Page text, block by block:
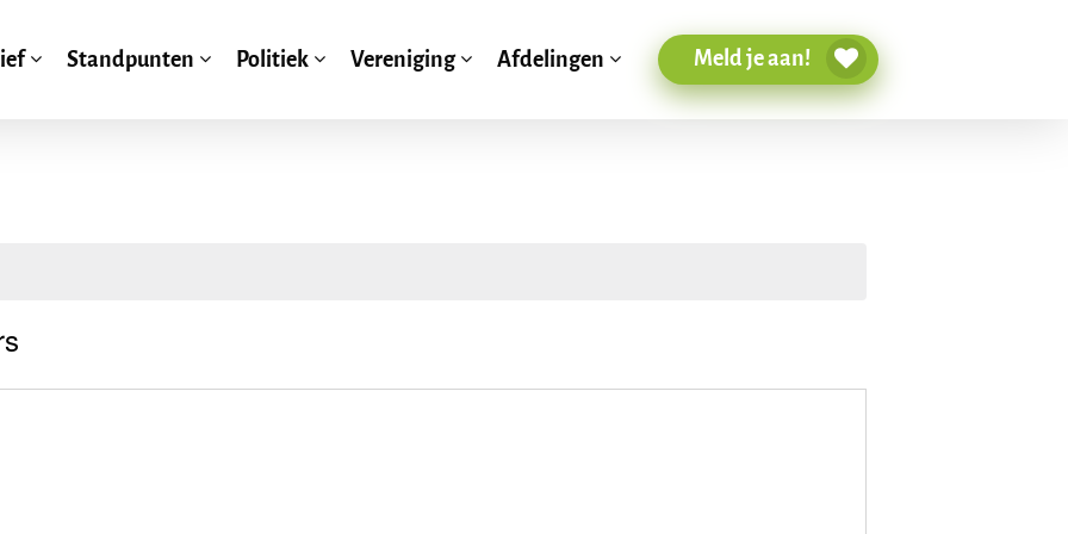
Standpunten Politiek Vereniging Afdelingen Meld je aan!